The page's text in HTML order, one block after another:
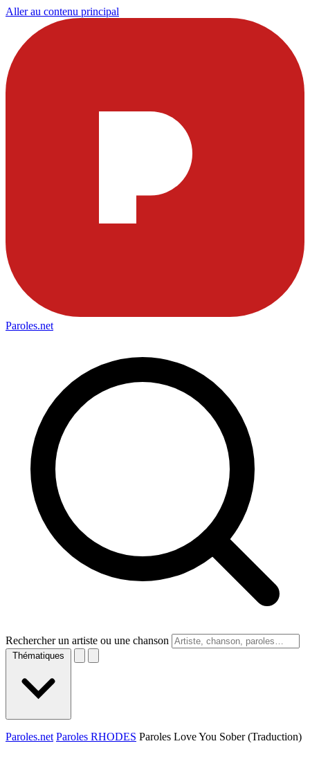
Aller au contenu principal
Paroles.net
Rechercher un artiste ou une chanson
Thématiques
Paroles.net Paroles RHODES Paroles Love You Sober (Traduction)